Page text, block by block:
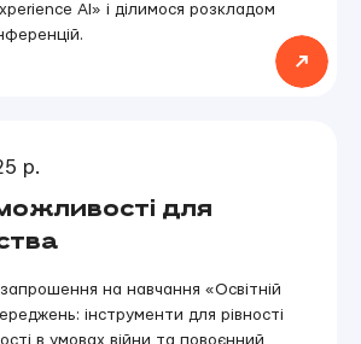
AI» і ділимося розкладом
р.
для
на навчання «Освітній
інструменти для рівності
в умовах війни та повоєнний